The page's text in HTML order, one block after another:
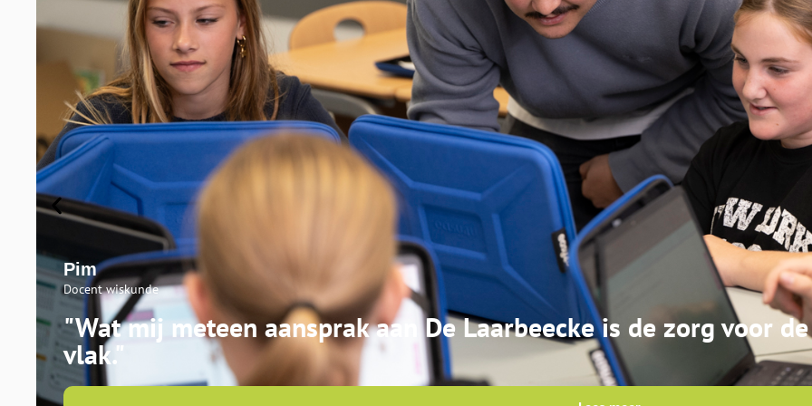
Pim
Docent wiskunde
"Wat mij meteen aansprak aan De Laarbeecke is de zorg voor
vlak."